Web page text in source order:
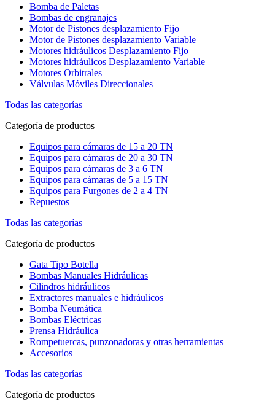
Bomba de Paletas
Bombas de engranajes
Motor de Pistones desplazamiento Fijo
Motor de Pistones desplazamiento Variable
Motores hidráulicos Desplazamiento Fijo
Motores hidráulicos Desplazamiento Variable
Motores Orbitrales
Válvulas Móviles Direccionales
Todas las categorías
Categoría de productos
Equipos para cámaras de 15 a 20 TN
Equipos para cámaras de 20 a 30 TN
Equipos para cámaras de 3 a 6 TN
Equipos para cámaras de 5 a 15 TN
Equipos para Furgones de 2 a 4 TN
Repuestos
Todas las categorías
Categoría de productos
Gata Tipo Botella
Bombas Manuales Hidráulicas
Cilindros hidráulicos
Extractores manuales e hidráulicos
Bomba Neumática
Bombas Eléctricas
Prensa Hidráulica
Rompetuercas, punzonadoras y otras herramientas
Accesorios
Todas las categorías
Categoría de productos